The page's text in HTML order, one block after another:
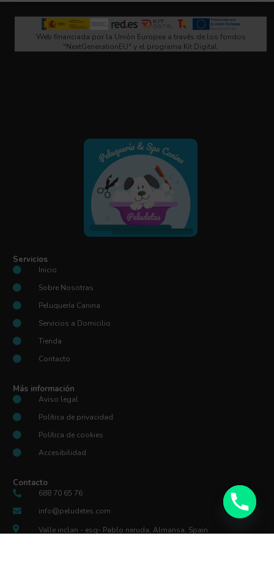
Web financiada por la Unión Europea a través de los fondos
"NextGenerationEU" y el programa Kit Digital.
Servicios
Inicio
Sobre Nosotras
Peluquería Canina
Servicios a Domicilio
Tienda
Contacto
Más información
Aviso legal
Política de privacidad
Política de cookies
Accesibilidad
Contacto
688 70 65 76
info@peludetes.com
Valle inclan - esq- Pablo neruda, Almansa, Spain